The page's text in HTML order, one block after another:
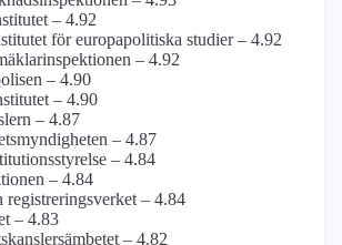
– 4.92
för europa­politiska studier – 4.92
– 4.92
– 4.90
– 4.90
– 4.87
– 4.87
– 4.84
– 4.84
registrerings­verket – 4.84
– 4.83
– 4.82